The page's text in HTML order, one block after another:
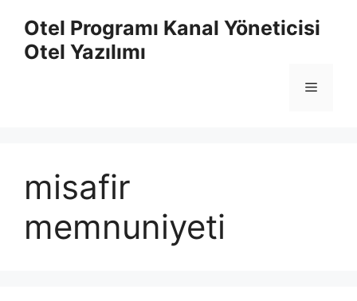
Otel Programı Kanal Yöneticisi
Otel Yazılımı
Menü
misafir
memnuniyeti